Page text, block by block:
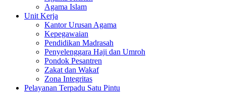
Agama Islam
Unit Kerja
Kantor Urusan Agama
Kepegawaian
Pendidikan Madrasah
Penyelenggara Haji dan Umroh
Pondok Pesantren
Zakat dan Wakaf
Zona Integritas
Pelayanan Terpadu Satu Pintu